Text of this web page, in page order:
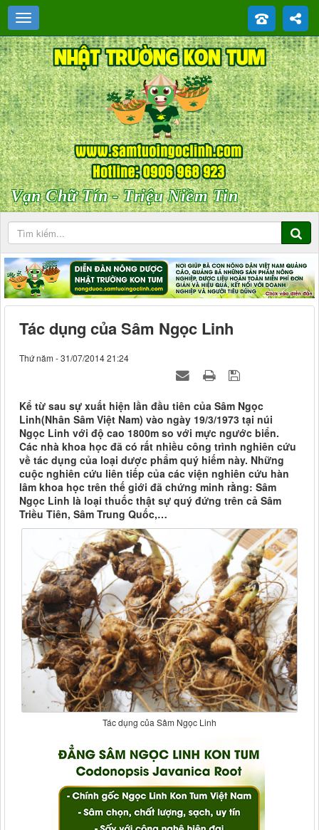
Vạn Chữ Tín - Triệu Niềm Tin
Tác dụng của Sâm Ngọc Linh
Thứ năm - 31/07/2014 21:24
Kể từ sau sự xuất hiện lần đầu tiên của Sâm Ngọc
Linh(Nhân Sâm Việt Nam) vào ngày 19/3/1973 tại núi
Ngọc Linh với độ cao 1800m so với mực ngước biển.
Các nhà khoa học đã có rất nhiều công trình nghiên cứu
về tác dụng của loại dược phẩm quý hiếm này. Những
cuộc nghiên cứu liên tiếp của các viện nghiên cứu hàn
lâm khoa học trên thế giới đã chứng minh rằng: Sâm
Ngọc Linh là loại thuốc thật sự quý đứng trên cả Sâm
Triều Tiên, Sâm Trung Quốc,…
Tác dụng của Sâm Ngọc Linh